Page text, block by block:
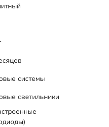
системы
светильники